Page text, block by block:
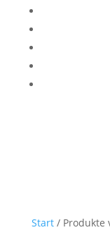
Start/ Produkte